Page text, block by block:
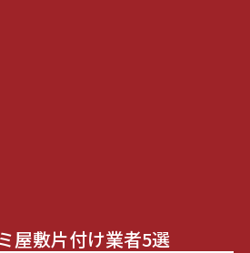
屋敷片付け業者5選